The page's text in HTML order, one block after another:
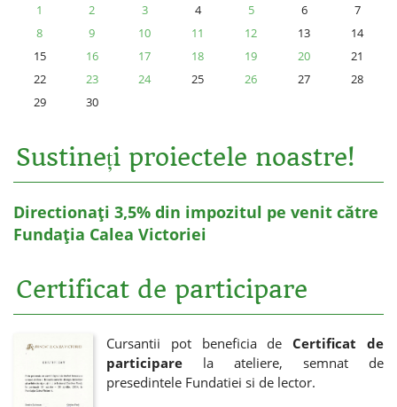
1 2 3 4 5 6
7
8
9 10 11 12 13
14
15
16 17 18 19 20
21
22
23 24 25 26 27
28
29
30
Sustineți proiectele noastre!
Directionați 3,5% din impozitul pe venit către
Fundația Calea Victoriei
Certificat de participare
Cursantii pot beneficia de Certificat de
participare la ateliere, semnat de
presedintele Fundatiei si de lector.